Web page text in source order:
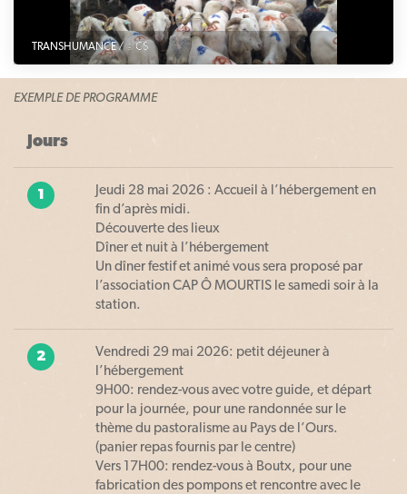
TRANSHUMANCE / © CS
EXEMPLE DE PROGRAMME
Jours
1
Jeudi 28 mai 2026 : Accueil à l’hébergement en
fin d’après midi.
Découverte des lieux
Dîner et nuit à l’hébergement
Un dîner festif et animé vous sera proposé par
l’association CAP Ô MOURTIS le samedi soir à la
station.
2
Vendredi 29 mai 2026: petit déjeuner à
l’hébergement
9H00: rendez-vous avec votre guide, et départ
pour la journée, pour une randonnée sur le
thème du pastoralisme au Pays de l’Ours.
(panier repas fournis par le centre)
Vers 17H00: rendez-vous à Boutx, pour une
fabrication des pompons et rencontre avec le